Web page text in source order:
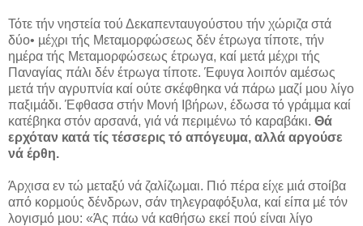
Τότε τήν νηστεία τού Δεκαπενταυγούστου τήν χώριζα στά
δύο• µέχρι τής Μεταµορφώσεως δέν έτρωγα τίποτε, τήν
ηµέρα τής Μεταµορφώσεως έτρωγα, καί µετά µέχρι τής
Παναγίας πάλι δέν έτρωγα τίποτε. Έφυγα λοιπόν αµέσως
µετά τήν αγρυπνία καί ούτε σκέφθηκα νά πάρω µαζί µου λίγο
παξιµάδι. Έφθασα στήν Μονή Ιβήρων, έδωσα τό γράµµα καί
κατέβηκα στόν αρσανά, γιά νά περιµένω τό καραβάκι. Θά
ερχόταν κατά τίς τέσσερις τό απόγευµα, αλλά αργούσε
νά έρθη.
Άρχισα εν τώ µεταξύ νά ζαλίζωµαι. Πιό πέρα είχε µιά στοίβα
από κορµούς δένδρων, σάν τηλεγραφόξυλα, καί είπα µέ τόν
λογισµό µου: «Άς πάω νά καθήσω εκεί πού είναι λίγο